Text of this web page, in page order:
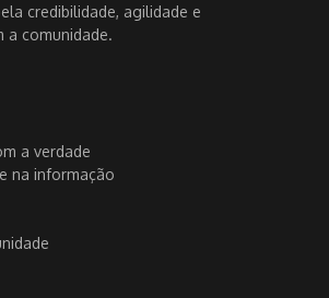
credibilidade, agilidade e
a comunidade.
a verdade
na informação